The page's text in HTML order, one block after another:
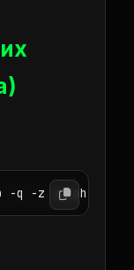
-q -z io,phs